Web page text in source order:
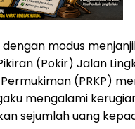
modus
(Pokir) Jalan
(PRKP)
mengalami
sejumlah uang